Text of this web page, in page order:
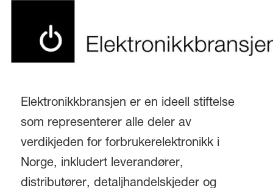
Elektronikkbransjen er en ideell stiftelse
som representerer alle deler av
verdikjeden for forbrukerelektronikk i
Norge, inkludert leverandører,
distributører, detaljhandelskjeder og